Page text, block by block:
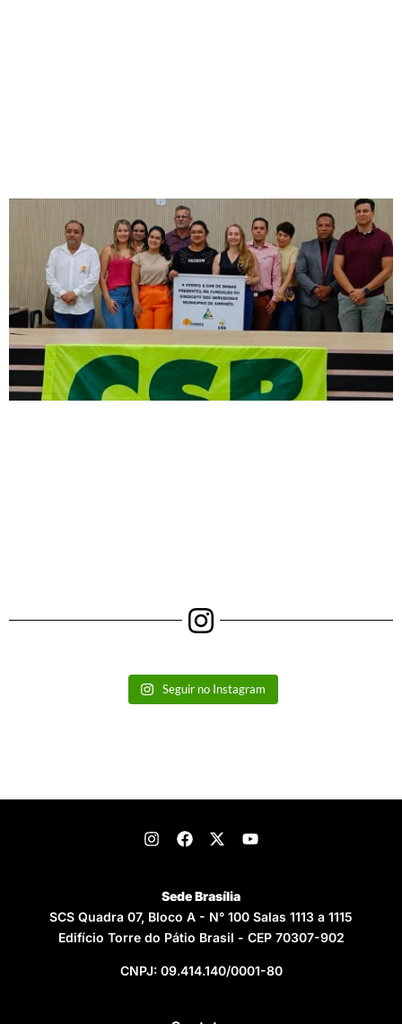
Seguir no Instagram
Sede Brasília
SCS Quadra 07, Bloco A - N° 100 Salas 1113 a 1115
Edifício Torre do Pátio Brasil - CEP 70307-902
CNPJ: 09.414.140/0001-80